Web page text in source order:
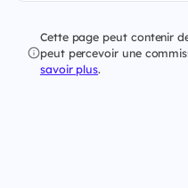
Cette page peut contenir
peut percevoir une
savoir plus.